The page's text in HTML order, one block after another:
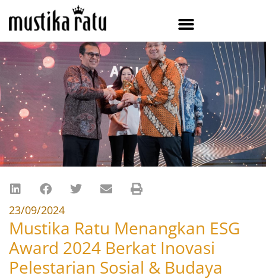
23/09/2024
Mustika Ratu Menangkan ESG
Award 2024 Berkat Inovasi
Pelestarian Sosial & Budaya